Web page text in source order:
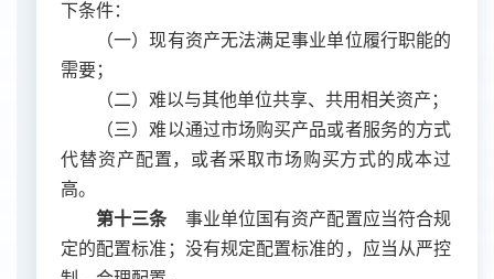
下条件：
（一）现有资产无法满足事业单位履行职能的
需要；
（二）难以与其他单位共享、共用相关资产；
（三）难以通过市场购买产品或者服务的方式
代替资产配置，或者采取市场购买方式的成本过
高。
第十三条事业单位国有资产配置应当符合规
定的配置标准；没有规定配置标准的，应当从严控